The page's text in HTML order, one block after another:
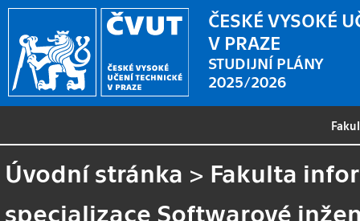
ČESKÉ VYSOKÉ
V PRAZE
STUDIJNÍ PLÁNY
2025/2026
Úvodní stránka > Fakulta
specializace Softwarové